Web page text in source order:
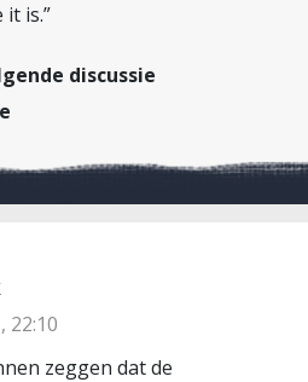
is.”
discussie
22:10
zeggen dat de